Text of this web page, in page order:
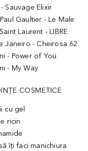
Sauvage Elixir
Gaultier - Le Male
Laurent - LIBRE
Janeiro - Cheirosa 62
- Power of You
- My Way
COSMETICE
cu gel
ricin
îți faci manichiura